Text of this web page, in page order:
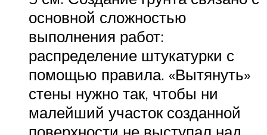
основной сложностью
выполнения работ:
распределение штукатурки с
помощью правила. «Вытянуть»
стены нужно так, чтобы ни
малейший участок созданной